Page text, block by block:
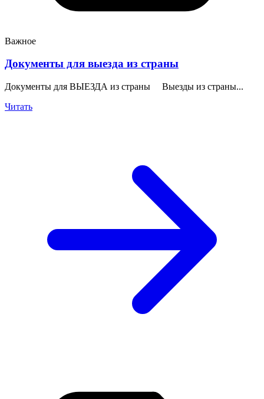
Важное
Документы для выезда из страны
Документы для ВЫЕЗДА из страны Выезды из страны...
Читать